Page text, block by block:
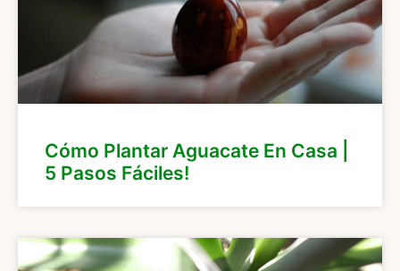
Cómo Plantar Aguacate En Casa |
5 Pasos Fáciles!